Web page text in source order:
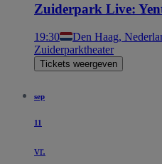
Zuiderpark Live:
19:30 Den Haag,
Zuiderparktheater
Tickets weergeven
sep
11
vr.